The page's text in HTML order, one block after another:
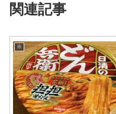
関連記事
※